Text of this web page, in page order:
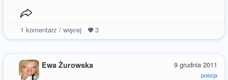
1 komentarz / więcej 3
9 grudnia 2011
poezja
Ewa Żurowska